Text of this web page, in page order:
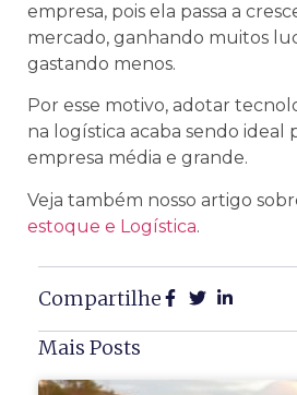
empresa, pois ela passa a
mercado, ganhando muitos
gastando menos.
Por esse motivo, adotar
na logística acaba sendo ideal
empresa média e grande.
Veja também nosso artigo
estoque e Logística.
Compartilhe
Mais Posts